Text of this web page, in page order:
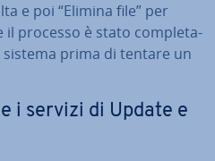
e poi “Elimina file” per
il processo è stato com­ple­ta­
prima di tentare un
i servizi di Update e